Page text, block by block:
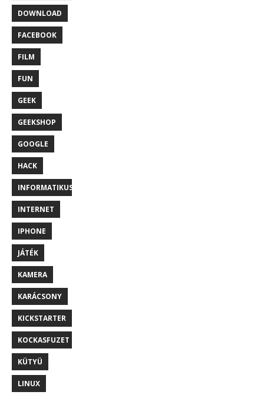
DOWNLOAD
FACEBOOK
FILM
FUN
GEEK
GEEKSHOP
GOOGLE
HACK
INFORMATIKUS
INTERNET
IPHONE
JÁTÉK
KAMERA
KARÁCSONY
KICKSTARTER
KOCKASFUZET
KÜTYÜ
LINUX